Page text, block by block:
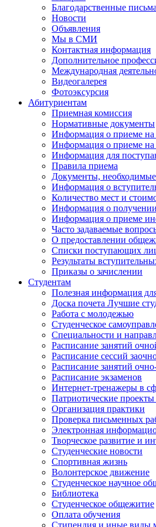
Благодарственные
Новости
Объявления
Мы в СМИ
Контактная информация
Дополнительное
Международная
Видеогалерея
Фотоэксурсия
Абитуриентам
Приемная комиссия
Нормативные документы
Информация о приеме на
Информация о приеме на
Информация для
Правила приема
Документы,
Информация о
Количество мест и
Информация о
Информация о приеме
Часто задаваемые
О предоставлении
Списки поступающих
Результаты
Приказы о зачислении
Студентам
Полезная информация
Доска почета Лучшие
Работа с молодежью
Студенческое
Специальности и
Расписание занятий
Расписание сессий
Расписание занятий
Расписание экзаменов
Интернет-тренажеры в
Патриотические проекты
Организация практики
Проверка письменных
Электронная
Творческое развитие и
Студенческие новости
Спортивная жизнь
Волонтерское движение
Студенческое научное
Библиотека
Студенческое общежитие
Оплата обучения
Стипендия и иные виды